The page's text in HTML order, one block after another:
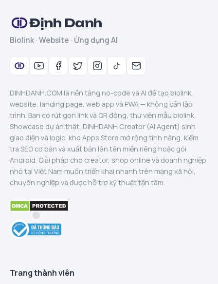
Định Danh
Biolink · Website · Ứng dụng AI
DINHDANH.COM là nền tảng no-code và AI để tạo biolink,
website, landing page, web app và PWA — không cần lập
trình. Bạn có rút gọn link và QR động, thư viện mẫu biolink,
Showcase dự án thật, DINHDANH Creator (AI Agent) sinh
giao diện và logic, kho Apps Store mở rộng tính năng, kiểm
tra SEO cơ bản và xuất bản lên tên miền riêng hoặc gói
Android. Giải pháp cho creator, shop online và doanh nghiệp
nhỏ tại Việt Nam muốn triển khai nhanh trên mạng xã hội,
chuyên nghiệp và được hỗ trợ kỹ thuật tận tâm.
Trang thành viên